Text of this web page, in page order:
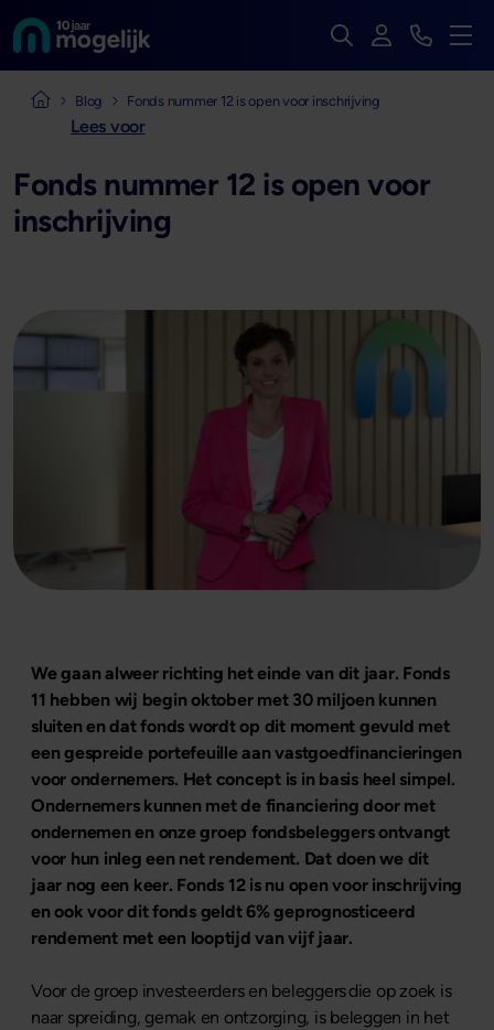
Naar de homepage van Zoek op de hele
InloggenBekijk
Menu
Naar de homepage van Mogelijk Vastgoedfinancieringen
Blog Fonds nummer 12 is open voor inschrijving
Lees voor
Fonds nummer 12 is open voor
inschrijving
We gaan alweer richting het einde van dit jaar. Fonds
11 hebben wij begin oktober met 30 miljoen kunnen
sluiten en dat fonds wordt op dit moment gevuld met
een gespreide portefeuille aan vastgoedfinancieringen
voor ondernemers. Het concept is in basis heel simpel.
Ondernemers kunnen met de financiering door met
ondernemen en onze groep fondsbeleggers ontvangt
voor hun inleg een net rendement. Dat doen we dit
jaar nog een keer. Fonds 12 is nu open voor inschrijving
en ook voor dit fonds geldt 6% geprognosticeerd
rendement met een looptijd van vijf jaar.
Voor de groep investeerders en beleggers die op zoek is
naar spreiding, gemak en ontzorging, is beleggen in het